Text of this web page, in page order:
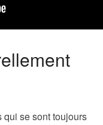
qui se sont toujours